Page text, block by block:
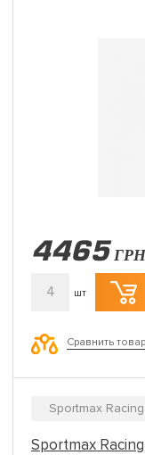
4465
4 шт
Сравнить товар
Sportmax Racing
Sportmax Racing